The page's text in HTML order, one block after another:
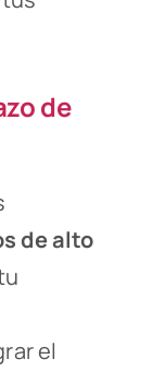
de
de alto
el